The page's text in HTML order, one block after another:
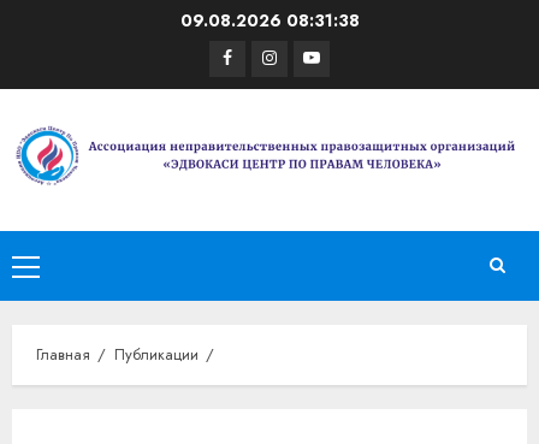
09.08.2026 08:31:38
Facebook
Instagram
Youtube
Основное
меню
Главная Публикации